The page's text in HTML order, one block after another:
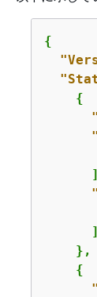
{
{
      ]
    },
{